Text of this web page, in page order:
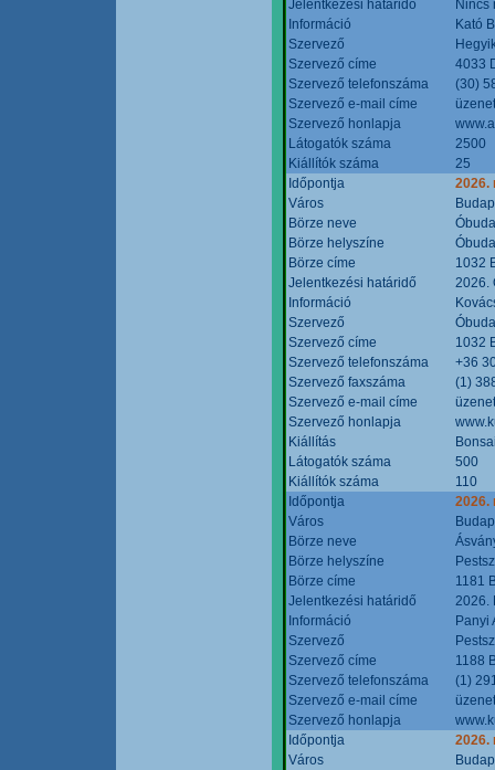
Jelentkezési határidő
Nincs
Információ
Kató
Szervező
Szervező címe
4033
Szervező telefonszáma
(30)
Szervező e-mail címe
Szervező honlapja
Látogatók száma
2500
Kiállítók száma
25
Időpontja
2026.
Város
Börze neve
Börze helyszíne
Börze címe
1032
Jelentkezési határidő
2026.
Információ
Szervező
Szervező címe
1032
Szervező telefonszáma
+36
Szervező faxszáma
(1)
Szervező e-mail címe
Szervező honlapja
Kiállítás
Látogatók száma
500
Kiállítók száma
110
Időpontja
2026.
Város
Börze neve
Börze helyszíne
Börze címe
1181
Jelentkezési határidő
2026.
Információ
Panyi
Szervező
Szervező címe
1188
Szervező telefonszáma
(1)
Szervező e-mail címe
Szervező honlapja
Időpontja
2026.
Város